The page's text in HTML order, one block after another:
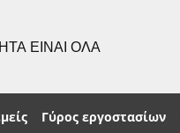
ΕΙΝΑΙ ΟΛΑ
Γύρος εργοστασίων